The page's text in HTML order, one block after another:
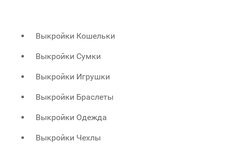
Выкройки Кошельки
Выкройки Сумки
Выкройки Игрушки
Выкройки Браслеты
Выкройки Одежда
Выкройки Чехлы